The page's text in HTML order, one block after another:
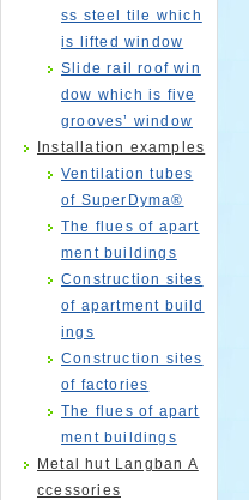
ss steel tile which
is lifted window
Slide rail roof win
dow which is five
grooves’ window
Installation examples
Ventilation tubes
of SuperDyma®
The flues of apart
ment buildings
Construction sites
of apartment build
ings
Construction sites
of factories
The flues of apart
ment buildings
Metal hut Langban A
ccessories